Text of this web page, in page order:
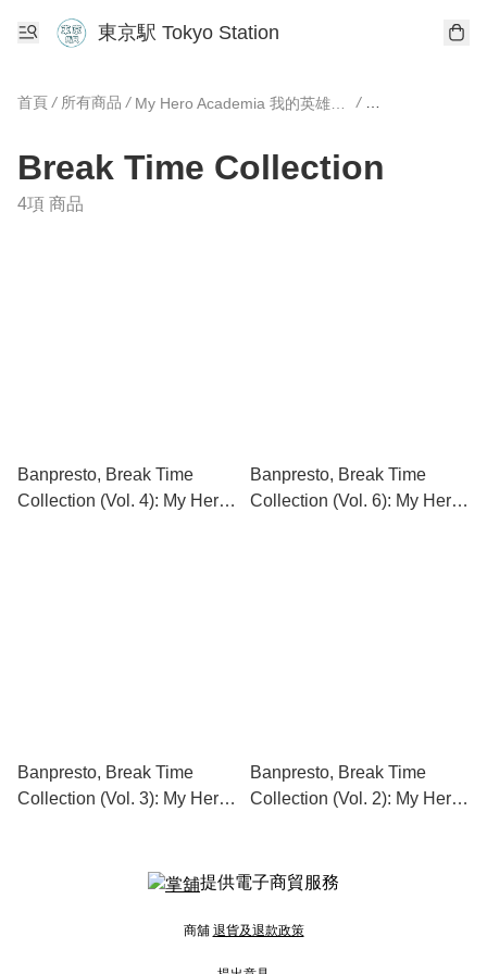
東京駅 Tokyo Station
首頁 / 所有商品 / / Break Time
Break Time Collection
4項 商品
Banpresto, Break Time
Collection (Vol. 4): My Hero
Banpresto, Break Time
Collection (Vol. 6): My Hero
Banpresto, Break Time
Collection (Vol. 3): My Hero
Banpresto, Break Time
Collection (Vol. 2): My Hero
提供電子商貿服務
商舖 退貨及退款政策